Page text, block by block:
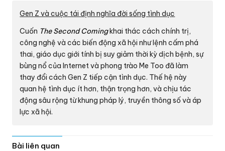
Gen Z và cuộc tái định nghĩa đời sống tình dục
Cuốn The Second Comingkhai thác cách chính trị,
công nghệ và các biến động xã hội như lệnh cấm phá
thai, giáo dục giới tính bị suy giảm thời kỳ dịch bệnh, sự
bùng nổ của Internet và phong trào Me Too đã làm
thay đổi cách Gen Z tiếp cận tình dục. Thế hệ này
quan hệ tình dục ít hơn, thận trọng hơn, và chịu tác
động sâu rộng từ khung pháp lý, truyền thông số và áp
lực xã hội.
Bài liên quan